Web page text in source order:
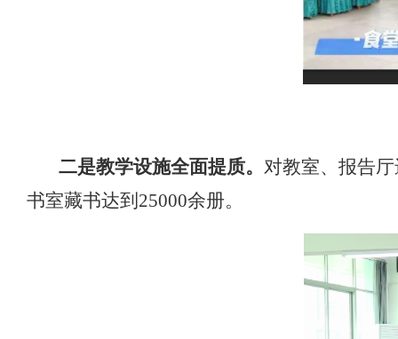
二是教学设施全面提质。 对教室、报告
书室藏书达到 25000余册。